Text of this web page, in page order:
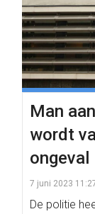
Man
wordt
ongeval
7 juni 2023
De politie